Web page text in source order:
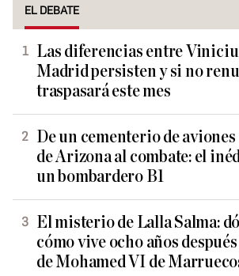
EL DEBATE
Las diferencias entre
Madrid persisten y si no
traspasará este mes
De un cementerio de
de Arizona al combate: el
un bombardero B1
El misterio de Lalla Salma:
cómo vive ocho años
de Mohamed VI de